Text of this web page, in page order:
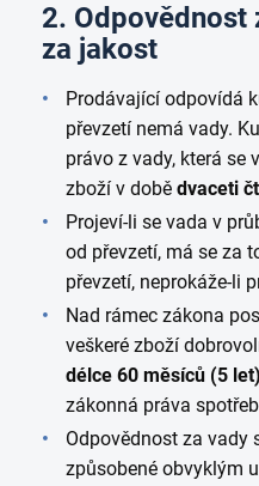
2. Odpovědnost
za jakost
Prodávající odpovídá
převzetí nemá vady.
právo z vady, která se
zboží v době dvaceti
Projeví-li se vada v
od převzetí, má se za
převzetí, neprokáže-li
Nad rámec zákona
veškeré zboží
délce 60 měsíců (5 let)
zákonná práva
Odpovědnost za vady
způsobené obvyklým